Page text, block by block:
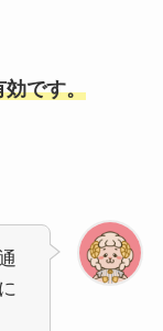
効です。